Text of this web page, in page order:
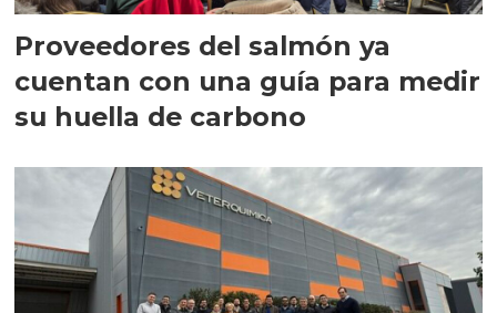
Proveedores del salmón ya
cuentan con una guía para medir
su huella de carbono